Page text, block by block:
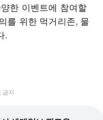
한 이벤트에 참여할
를 위한 먹거리존, 물
.
금지